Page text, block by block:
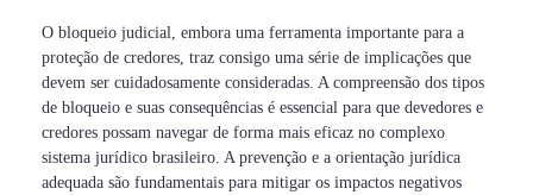
O bloqueio judicial, embora uma ferramenta importante para a
proteção de credores, traz consigo uma série de implicações que
devem ser cuidadosamente consideradas. A compreensão dos tipos
de bloqueio e suas consequências é essencial para que devedores e
credores possam navegar de forma mais eficaz no complexo
sistema jurídico brasileiro. A prevenção e a orientação jurídica
adequada são fundamentais para mitigar os impactos negativos